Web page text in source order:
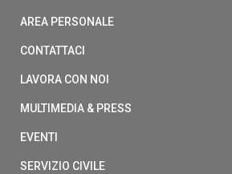
AREA PERSONALE
CONTATTACI
LAVORA CON NOI
MULTIMEDIA & PRESS
EVENTI
SERVIZIO CIVILE